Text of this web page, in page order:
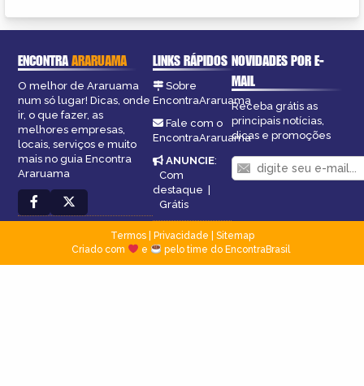
ENCONTRAARARUAMA
O melhor de Araruama
num só lugar! Dicas, onde
ir, o que fazer, as
melhores empresas,
locais, serviços e muito
mais no guia Encontra
Araruama
LINKS RÁPIDOS
Sobre
EncontraAraruama
Fale com o
EncontraAraruama
ANUNCIE:
Com
destaque |
Grátis
NOVIDADES POR E-
MAIL
Receba grátis as
principais notícias,
dicas e promoções
Termos| Privacidade
Sitemap
Criado com
e pelo time do EncontraBrasil